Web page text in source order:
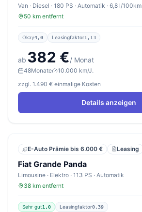
Van · Diesel · 180 PS · Automatik · 6,8 l/100km
50 km entfernt
Okay4,0 Leasingfaktor1,13
ab 382 €/ Monat
48Monate
10.000 km/J.
zzgl. 1.490 € einmalige Kosten
Details anzeigen
E-Auto Prämie bis 6.000 € Leasing
Fiat Grande Panda
Limousine · Elektro · 113 PS · Automatik
38 km entfernt
Sehr gut1,0 Leasingfaktor0,39